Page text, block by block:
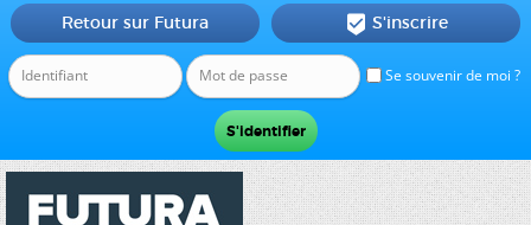
Se souvenir de moi ?
Retour sur Futura  S'inscrire